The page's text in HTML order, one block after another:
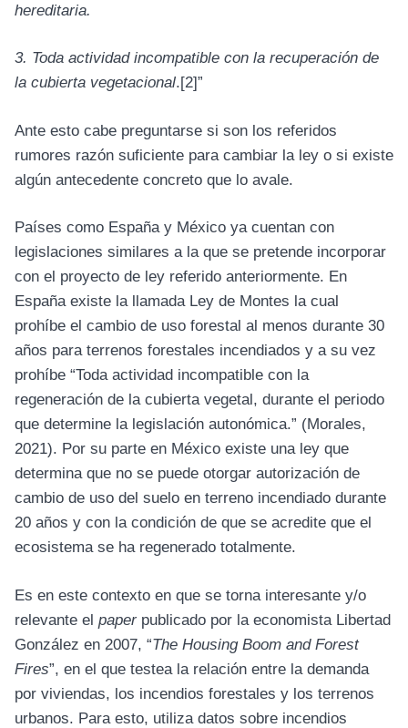
hereditaria.
3. Toda actividad incompatible con la recuperación de
la cubierta vegetacional.[2]”
Ante esto cabe preguntarse si son los referidos
rumores razón suficiente para cambiar la ley o si existe
algún antecedente concreto que lo avale.
Países como España y México ya cuentan con
legislaciones similares a la que se pretende incorporar
con el proyecto de ley referido anteriormente. En
España existe la llamada Ley de Montes la cual
prohíbe el cambio de uso forestal al menos durante 30
años para terrenos forestales incendiados y a su vez
prohíbe “Toda actividad incompatible con la
regeneración de la cubierta vegetal, durante el periodo
que determine la legislación autonómica.” (Morales,
2021). Por su parte en México existe una ley que
determina que no se puede otorgar autorización de
cambio de uso del suelo en terreno incendiado durante
20 años y con la condición de que se acredite que el
ecosistema se ha regenerado totalmente.
Es en este contexto en que se torna interesante y/o
relevante el paperpublicado por la economista Libertad
González en 2007, “The Housing Boom and Forest
Fires”, en el que testea la relación entre la demanda
por viviendas, los incendios forestales y los terrenos
urbanos. Para esto, utiliza datos sobre incendios